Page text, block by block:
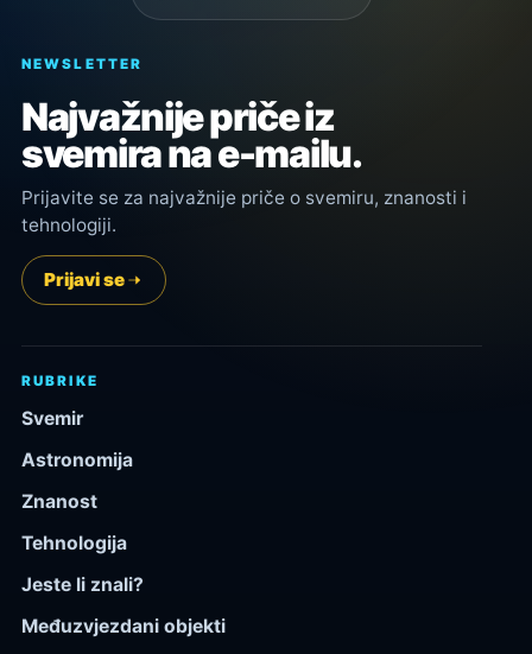
NEWSLETTER
Najvažnije priče iz
svemira na e-mailu.
Prijavite se za najvažnije priče o svemiru, znanosti i
tehnologiji.
Prijavi se
RUBRIKE
Svemir
Astronomija
Znanost
Tehnologija
Jeste li znali?
Međuzvjezdani objekti